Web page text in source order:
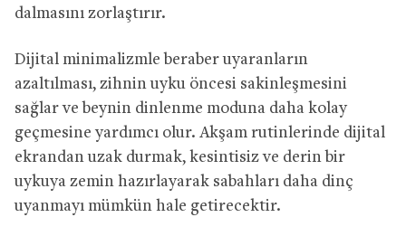
dalmasını zorlaştırır.
Dijital minimalizmle beraber uyaranların
azaltılması, zihnin uyku öncesi sakinleşmesini
sağlar ve beynin dinlenme moduna daha kolay
geçmesine yardımcı olur. Akşam rutinlerinde dijital
ekrandan uzak durmak, kesintisiz ve derin bir
uykuya zemin hazırlayarak sabahları daha dinç
uyanmayı mümkün hale getirecektir.